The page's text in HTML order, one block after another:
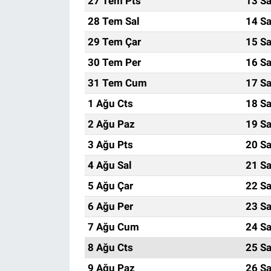
28 Tem Sal
14
29 Tem Çar
15
30 Tem Per
16
31 Tem Cum
17
1 Ağu Cts
18
2 Ağu Paz
19
3 Ağu Pts
20
4 Ağu Sal
21
5 Ağu Çar
22
6 Ağu Per
23
7 Ağu Cum
24
8 Ağu Cts
25
9 Ağu Paz
26